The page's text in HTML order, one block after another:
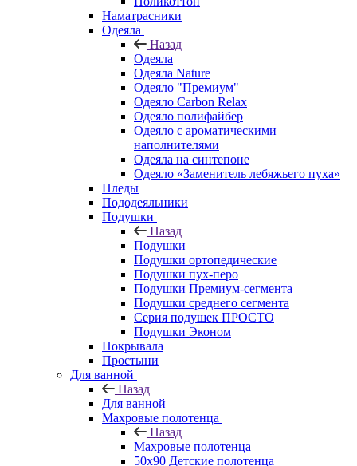
Наматрасники
Одеяла
Назад
Одеяла
Одеяла Nature
Одеяло "Премиум"
Одеяло Carbon Relax
Одеяло полифайбер
Одеяло с ароматическими
наполнителями
Одеяла на синтепоне
Одеяло «Заменитель лебяжьего пуха»
Пледы
Пододеяльники
Подушки
Назад
Подушки
Подушки ортопедические
Подушки пух-перо
Подушки Премиум-сегмента
Подушки среднего сегмента
Серия подушек ПРОСТО
Подушки Эконом
Покрывала
Простыни
Для ванной
Назад
Для ванной
Махровые полотенца
Назад
Махровые полотенца
50х90 Детские полотенца